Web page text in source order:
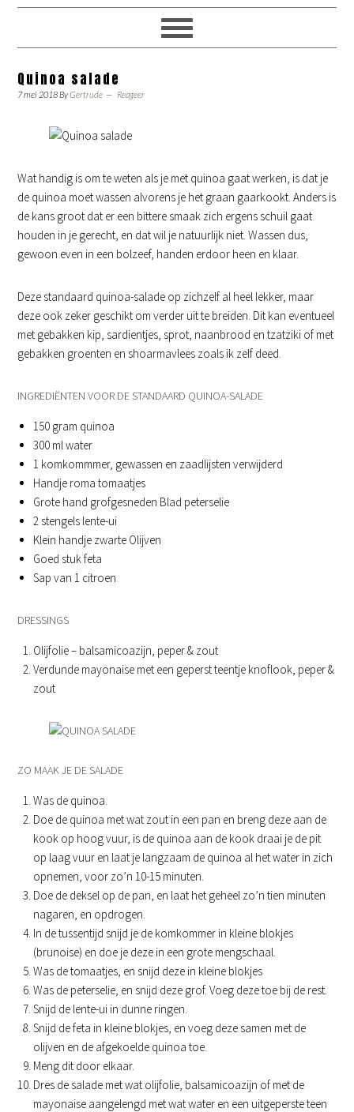
Quinoa salade
7 mei 2018ByGertrude Reageer
Wat handig is om te weten als je met quinoa gaat werken, is dat je
de quinoa moet wassen alvorens je het graan gaarkookt. Anders is
de kans groot dat er een bittere smaak zich ergens schuil gaat
houden in je gerecht, en dat wil je natuurlijk niet. Wassen dus,
gewoon even in een bolzeef, handen erdoor heen en klaar.
Deze standaard quinoa-salade op zichzelf al heel lekker, maar
deze ook zeker geschikt om verder uit te breiden. Dit kan eventueel
met gebakken kip, sardientjes, sprot, naanbrood en tzatziki of met
gebakken groenten en shoarmavlees zoals ik zelf deed.
INGREDIËNTEN VOOR DE STANDAARD QUINOA-SALADE
150 gram quinoa
300 ml water
1 komkommmer, gewassen en zaadlijsten verwijderd
Handje roma tomaatjes
Grote hand grofgesneden Blad peterselie
2 stengels lente-ui
Klein handje zwarte Olijven
Goed stuk feta
Sap van 1 citroen
DRESSINGS
Olijfolie – balsamicoazijn, peper & zout
Verdunde mayonaise met een geperst teentje knoflook, peper &
zout
ZO MAAK JE DE SALADE
Was de quinoa.
Doe de quinoa met wat zout in een pan en breng deze aan de
kook op hoog vuur, is de quinoa aan de kook draai je de pit
op laag vuur en laat je langzaam de quinoa al het water in zich
opnemen, voor zo’n 10-15 minuten.
Doe de deksel op de pan, en laat het geheel zo’n tien minuten
nagaren, en opdrogen.
In de tussentijd snijd je de komkommer in kleine blokjes
(brunoise) en doe je deze in een grote mengschaal.
Was de tomaatjes, en snijd deze in kleine blokjes
Was de peterselie, en snijd deze grof. Voeg deze toe bij de rest.
Snijd de lente-ui in dunne ringen.
Snijd de feta in kleine blokjes, en voeg deze samen met de
olijven en de afgekoelde quinoa toe.
Meng dit door elkaar.
Dres de salade met wat olijfolie, balsamicoazijn of met de
mayonaise aangelengd met wat water en een uitgeperste teen